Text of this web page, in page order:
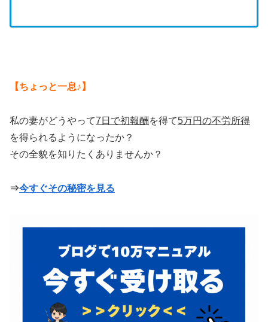
【ちょっと一息♪】
私の妻がどうやって7日で初報酬 を得て5万円の不労所得
を得られるようになったか？
その全貌を知りたくありませんか？
⇒今すぐその秘密を見る